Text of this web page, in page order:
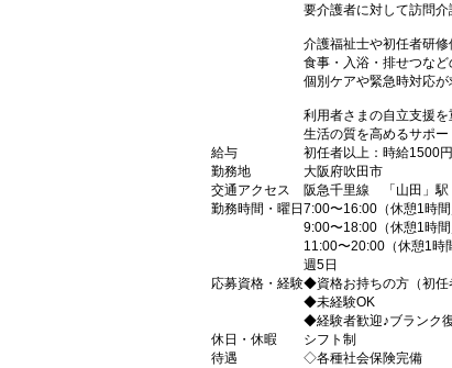
要介護者に対して訪問介
介護福祉士や初任者研修
食事・入浴・排せつなど
個別ケアや緊急時対応が
利用者さまの自立支援を
生活の質を高めるサポー
給与
初任者以上：時給1500
勤務地
大阪府吹田市
交通アクセス
阪急千里線 「山田」
勤務時間・曜日 7:00〜16:00（休憩1時間
9:00〜18:00（休憩1時間
11:00〜20:00（休憩1時
週5日
応募資格・経験◆資格お持ちの方（初任
◆未経験OK
◆経験者歓迎♪ブランク
休日・休暇
シフト制
待遇
◇各種社会保険完備